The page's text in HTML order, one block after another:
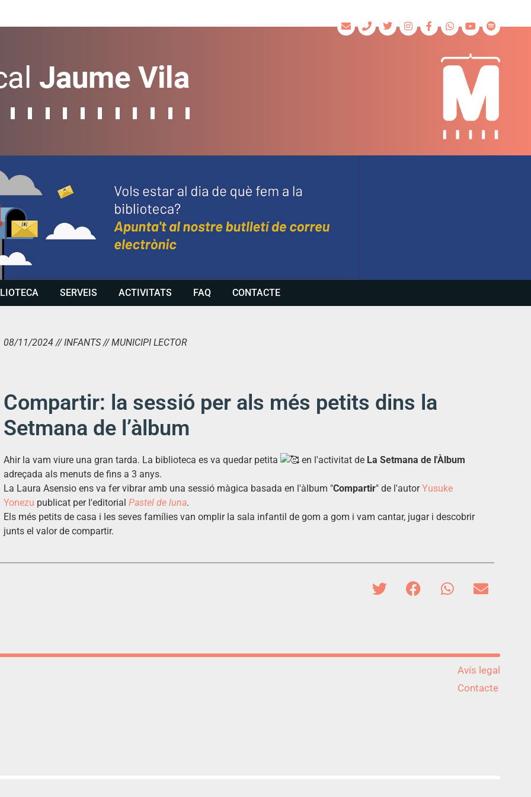
SERVEIS ACTIVITATS FAQ CONTACTE
08/11/2024 // INFANTS // MUNICIPI LECTOR
Compartir: la sessió per als més petits dins la
Setmana de l’àlbum
Ahir la vam viure una gran tarda. La biblioteca es va quedar petita en l'activitat de La Setmana de l'Àlbum
adreçada als menuts de fins a 3 anys.
La Laura Asensio ens va fer vibrar amb una sessió màgica basada en l'àlbum "Compartir" de l'autorYusuke
Yonezu publicat per l'editorial Pastel de luna.
Els més petits de casa i les seves famílies van omplir la sala infantil de gom a gom i vam cantar, jugar i descobrir
junts el valor de compartir.
Avís legal
Contacte